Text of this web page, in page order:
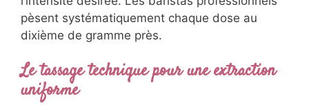
pèsent systématiquement chaque dose au
dixième de gramme près.
Le tassage technique pour une extraction
uniforme